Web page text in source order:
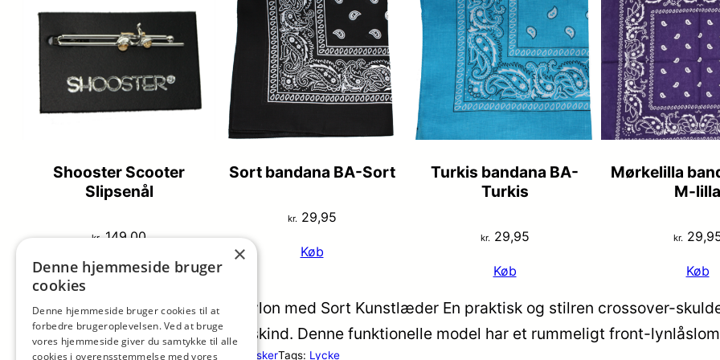
Shooster Scooter
Slipsenål
kr.149,00
Køb
Sort bandana BA-Sort
kr.29,95
Køb
Turkis bandana BA-
Turkis
kr.29,95
Køb
Mørkelilla
M-lilla
kr.
Køb
Lycke Oslo Crossover Taske i Nylon med Sort Kunstlæder En praktisk og stilren crossover-
elegante detaljer i sort imiteret skind. Denne funktionelle model har et rummeligt front-
Categorys:Dametasker, Produkter, SkuldertaskerTags: Lycke
×
Denne hjemmeside bruger
cookies
Denne hjemmeside bruger cookies til at
forbedre brugeroplevelsen. Ved at bruge
vores hjemmeside giver du samtykke til alle
cookies i overensstemmelse med vores